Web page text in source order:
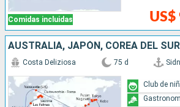
Comidas incluidas US$
Costa Deliziosa 75 d
Club de